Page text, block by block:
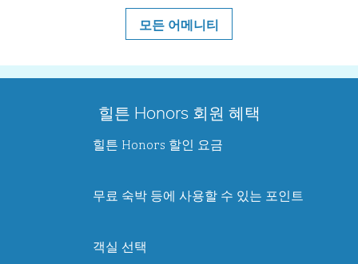
모든 어메니티
힐튼 Honors 회원 혜택
힐튼 Honors 할인 요금
무료 숙박 등에 사용할 수 있는 포인트
객실 선택